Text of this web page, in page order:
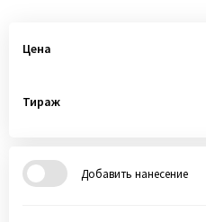
Цена
Тираж
Добавить нанесение